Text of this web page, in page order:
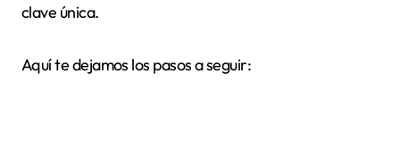
clave única.
Aquí te dejamos los pasos a seguir: